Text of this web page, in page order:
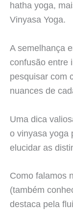
hatha yoga,
Vinyasa Yoga.
A semelhança
confusão entre
pesquisar com
nuances de
Uma dica
o vinyasa yoga
elucidar as
Como falamos
(também
destaca pela